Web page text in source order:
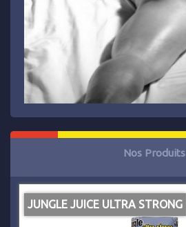
Nos Produits
JUNGLE JUICE ULTRA STRONG